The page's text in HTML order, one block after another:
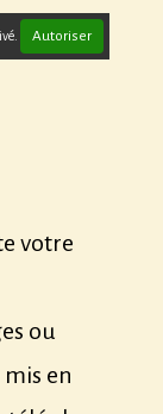
Autoriser
votre
ou
en